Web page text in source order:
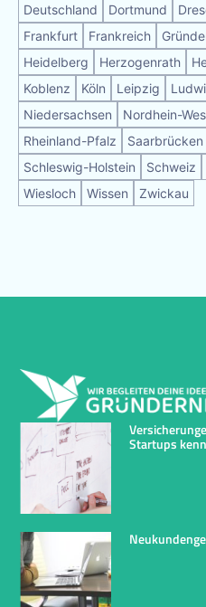
Deutschland
Dortmund
Frankfurt
Frankreich
Heidelberg
Herzogenrath
Koblenz
Köln Leipzig
Niedersachsen
Nordhein-
Rheinland-Pfalz
Saarbrücken
Schleswig-Holstein
Schweiz
Wiesloch
Wissen Zwickau
Startups